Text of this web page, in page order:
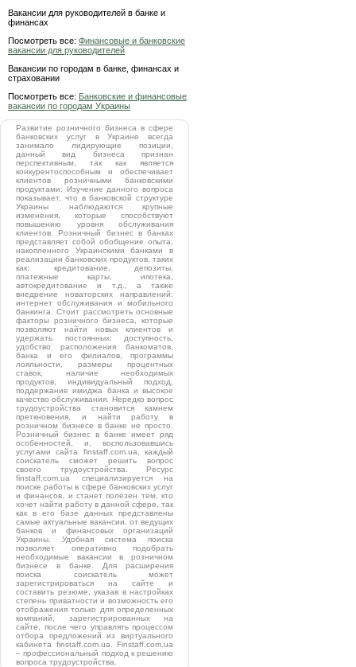
Вакансии для руководителей в банке и
финансах
Посмотреть все: Финансовые и банковские
вакансии для руководителей
Вакансии по городам в банке, финансах и
страховании
Посмотреть все: Банковские и финансовые
вакансии по городам Украины
Развитие розничного бизнеса в сфере
банковских услуг в Украине всегда
занимало лидирующие позиции,
данный вид бизнеса признан
перспективным, так как является
конкурентоспособным и обеспечивает
клиентов розничными банковскими
продуктами. Изучение данного вопроса
показывает, что в банковской структуре
Украины наблюдаются крупные
изменения, которые способствуют
повышению уровня обслуживания
клиентов. Розничный бизнес в банках
представляет собой обобщение опыта,
накопленного Украинскими банками в
реализации банковских продуктов, таких
как: кредитование, депозиты,
платежные карты, ипотека,
автокредитование и т.д., а также
внедрение новаторских направлений:
интернет обслуживания и мобильного
банкинга. Стоит рассмотреть основные
факторы розничного бизнеса, которые
позволяют найти новых клиентов и
удержать постоянных: доступность,
удобство расположения банкоматов,
банка и его филиалов, программы
лояльности, размеры процентных
ставок, наличие необходимых
продуктов, индивидуальный подход,
поддержание имиджа банка и высокое
качество обслуживания. Нередко вопрос
трудоустройства становится камнем
преткновения, и найти работу в
розничном бизнесе в банке не просто.
Розничный бизнес в банке имеет ряд
особенностей, и, воспользовавшись
услугами сайта finstaff.com.ua, каждый
соискатель сможет решить вопрос
своего трудоустройства. Ресурс
finstaff.com.ua специализируется на
поиске работы в сфере банковских услуг
и финансов, и станет полезен тем, кто
хочет найти работу в данной сфере, так
как в его базе данных представлены
самые актуальные вакансии, от ведущих
банков и финансовых организаций
Украины. Удобная система поиска
позволяет оперативно подобрать
необходимые вакансии в розничном
бизнесе в банке. Для расширения
поиска соискатель может
зарегистрироваться на сайте и
составить резюме, указав в настройках
степень приватности и возможность его
отображения только для определенных
компаний, зарегистрированных на
сайте, после чего управлять процессом
отбора предложений из виртуального
кабинета finstaff.com.ua. Finstaff.com.ua
– профессиональный подход к решению
вопроса трудоустройства.